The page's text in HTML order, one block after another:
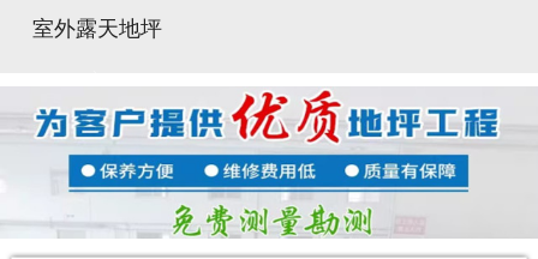
室外露天地坪